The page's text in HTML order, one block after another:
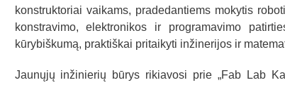
konstruktoriai vaikams, pradedantiems mokytis
konstravimo, elektronikos ir programavimo
kūrybiškumą, praktiškai pritaikyti inžinerijos ir
Jaunųjų inžinierių būrys rikiavosi prie „Fab Lab